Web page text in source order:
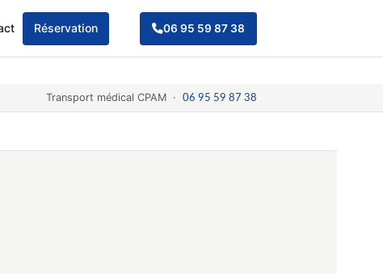
Transport médical CPAM · 06 95 59 87 38
Réservation 06 95 59 87 38